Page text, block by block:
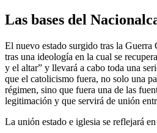
Las bases del
El nuevo estado surgido tras la
tras una ideología en la cual se
y el altar” y llevará a cabo toda una
que el catolicismo fuera, no solo una
régimen, sino que fuera una de las
legitimación y que servirá de unión
La unión estado e iglesia se reflejará